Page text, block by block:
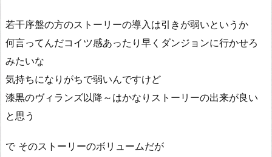
若干序盤の方のストーリーの導入は引きが弱いというか
何言ってんだコイツ感あったり早くダンジョンに行かせろ
みたいな
気持ちになりがちで弱いんですけど
漆黒のヴィランズ以降～はかなりストーリーの出来が良い
と思う
で そのストーリーのボリュームだが